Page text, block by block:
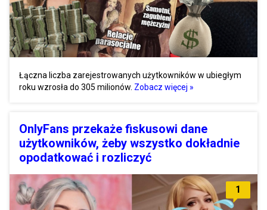
Łączna liczba zarejestrowanych użytkowników w ubiegłym
roku wzrosła do 305 milionów. Zobacz więcej »
OnlyFans przekaże fiskusowi dane
użytkowników, żeby wszystko dokładnie
opodatkować i rozliczyć
1